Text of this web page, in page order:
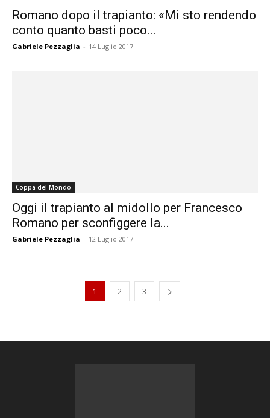
Romano dopo il trapianto: «Mi sto rendendo
conto quanto basti poco...
Gabriele Pezzaglia - 14 Luglio 2017
Coppa del Mondo
Oggi il trapianto al midollo per Francesco
Romano per sconfiggere la...
Gabriele Pezzaglia - 12 Luglio 2017
1 2 3